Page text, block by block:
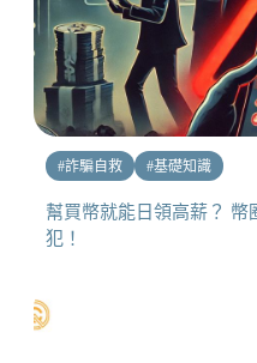
#詐騙自救 #基礎知識
幫買幣就能日領高薪？
犯！